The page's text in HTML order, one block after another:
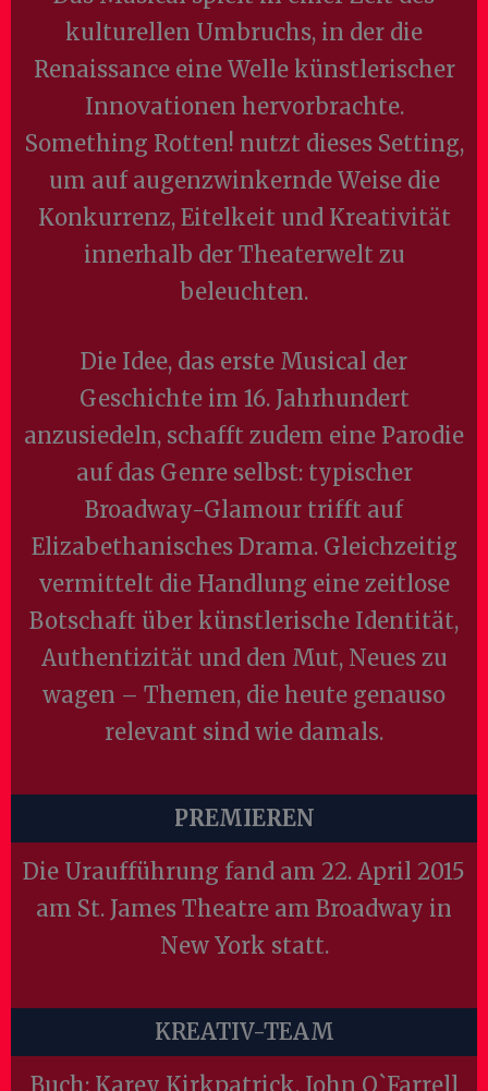
kulturellen Umbruchs, in der die
Renaissance eine Welle künstlerischer
Innovationen hervorbrachte.
Something Rotten! nutzt dieses Setting,
um auf augenzwinkernde Weise die
Konkurrenz, Eitelkeit und Kreativität
innerhalb der Theaterwelt zu
beleuchten.
Die Idee, das erste Musical der
Geschichte im 16. Jahrhundert
anzusiedeln, schafft zudem eine Parodie
auf das Genre selbst: typischer
Broadway-Glamour trifft auf
Elizabethanisches Drama. Gleichzeitig
vermittelt die Handlung eine zeitlose
Botschaft über künstlerische Identität,
Authentizität und den Mut, Neues zu
wagen – Themen, die heute genauso
relevant sind wie damals.
PREMIEREN
Die Uraufführung fand am 22. April 2015
am St. James Theatre am Broadway in
New York statt.
KREATIV-TEAM
Buch: Karey Kirkpatrick, John O`Farrell